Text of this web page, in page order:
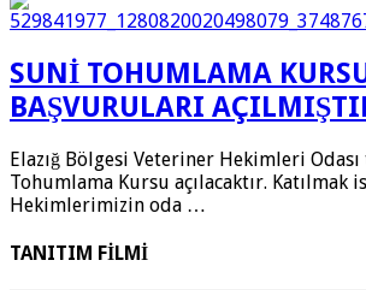
SUNİ TOHUMLAMA
BAŞVURULARI
Elazığ Bölgesi Veteriner Hekimleri
Tohumlama Kursu açılacaktır. Katılmak
Hekimlerimizin oda …
TANITIM FİLMİ